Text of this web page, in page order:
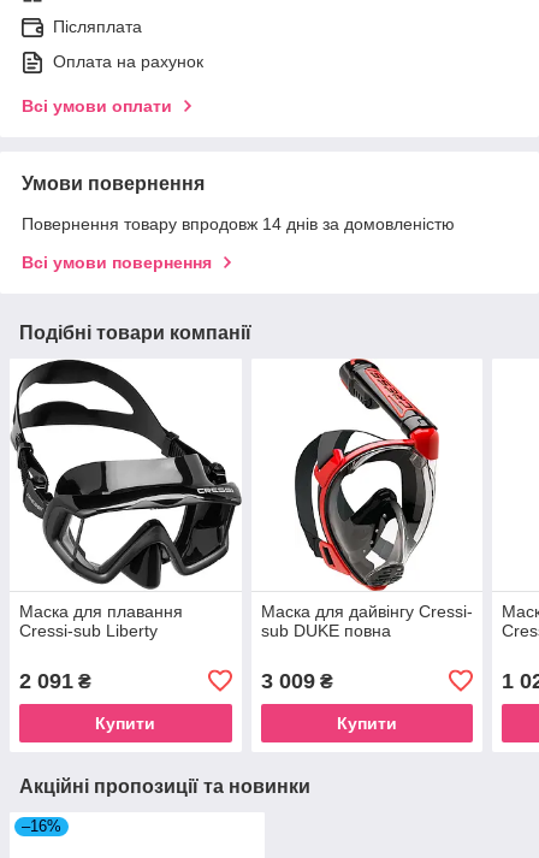
Післяплата
Оплата на рахунок
Всі умови оплати
Умови повернення
Повернення товару впродовж 14 днів за домовленістю
Всі умови повернення
Подібні товари компанії
Маска для плавання
Cressi-sub Liberty
2 091 ₴
Купити
Маска для дайвінгу Cressi-
sub DUKE повна
3 009₴
Купити
1
Акційні пропозиції та новинки
–16%